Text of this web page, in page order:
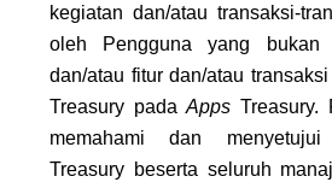
kegiatan dan/atau transaksi-
oleh Pengguna yang bukan
dan/atau fitur dan/atau
Treasury pada Apps Treasury.
memahami dan
Treasury beserta seluruh